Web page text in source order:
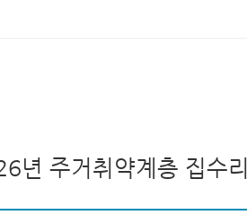
년 주거취약계층 집수